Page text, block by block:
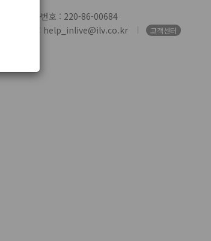
사업자번호 : 220-86-00684
제휴/문의 : help_inlive@ilv.co.kr 고객센터